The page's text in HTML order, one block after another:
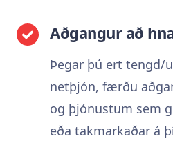
Aðgangur að
Þegar þú ert tengd/
netþjón, færðu
og þjónustum sem
eða takmarkaðar á